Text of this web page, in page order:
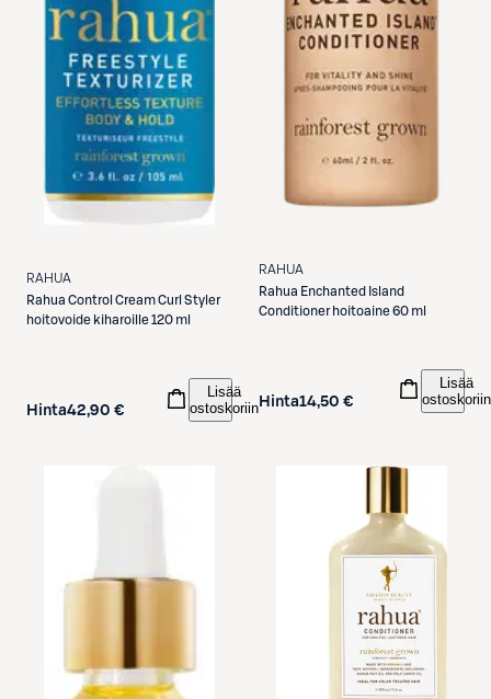
RAHUA
Rahua Control Cream Curl Styler
hoitovoide kiharoille 120 ml
Hinta42,90 €
Lisää
ostoskoriin
RAHUA
Rahua Enchanted Island
Conditioner hoitoaine 60 ml
Hinta14,50 €
Lisää
ostoskoriin